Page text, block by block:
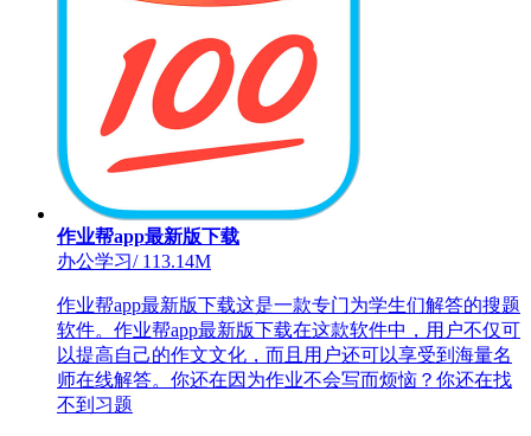
作业帮app最新版下载
办公学习/113.14M
作业帮app最新版下载这是一款专门为学生们解答的搜题
软件。作业帮app最新版下载在这款软件中，用户不仅可
以提高自己的作文文化，而且用户还可以享受到海量名
师在线解答。你还在因为作业不会写而烦恼？你还在找
不到习题